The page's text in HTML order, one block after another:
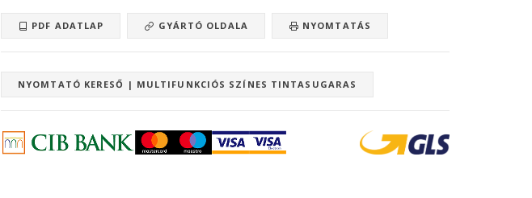
PDF ADATLAP GYÁRTÓ OLDALA NYOMTATÁS
NYOMTATÓ KERESŐ | MULTIFUNKCIÓS SZÍNES TINTASUGARAS